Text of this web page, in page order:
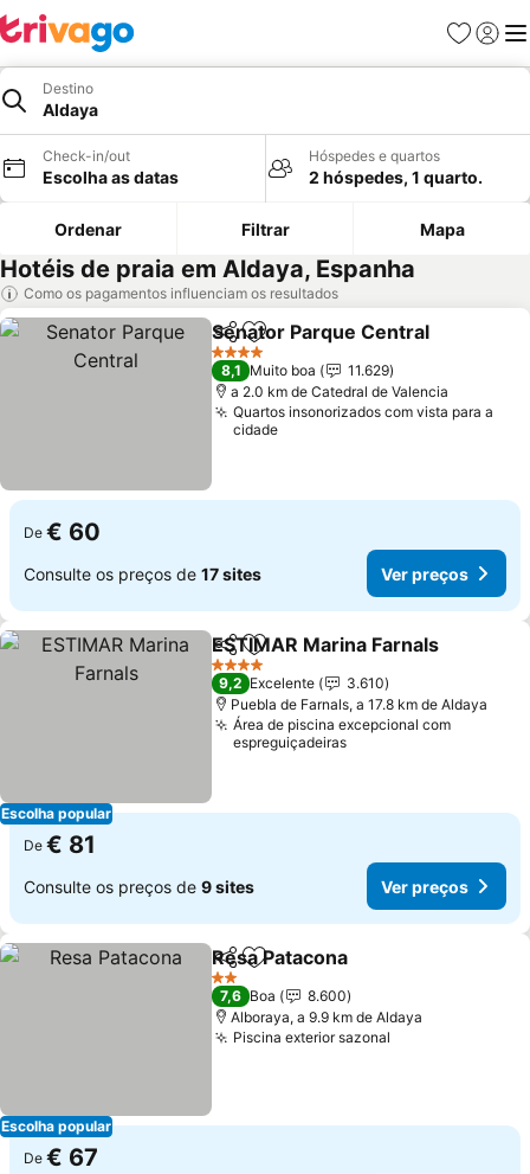
Favoritos
Iniciar
Destino
Aldaya
Check-in/out
Escolha as datas
Hóspedes e quartos
2 hóspedes, 1 quarto.
Ordenar Filtrar Mapa
Hotéis de praia em Aldaya, Espanha
Como os pagamentos influenciam os resultados
PartilharAdicionar aos favoritos
Senator Parque Central
4 Estrelas
8,1 Muito boa
11.629
a 2.0 km de Catedral de Valencia
Quartos insonorizados com vista para a
cidade
De € 60
Consulte os preços de 17 sites Ver preços
Escolha popular
PartilharAdicionar aos favoritos
ESTIMAR Marina Farnals
4 Estrelas
9,2 Excelente
3.610
Puebla de Farnals, a 17.8 km de Aldaya
Área de piscina excepcional com
espreguiçadeiras
De € 81
Consulte os preços de 9 sites Ver preços
Escolha popular
PartilharAdicionar aos favoritos
Resa Patacona
2 Estrelas
7,6 Boa
8.600
Alboraya, a 9.9 km de Aldaya
Piscina exterior sazonal
De € 67